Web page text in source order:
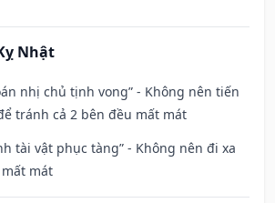
Nhật
nhị chủ tịnh vong” - Không nên tiến
tránh cả 2 bên đều mất mát
tài vật phục tàng” - Không nên đi xa
mát